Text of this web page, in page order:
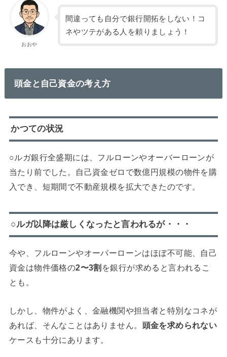
おおや
間違っても自分で銀行開拓をしない！コ
ネやツテがある人を頼りましょう！
頭金と自己資金の考え方
かつての状況
○ルガ銀行全盛期には、フルローンやオーバーローンが
当たり前でした。自己資金ゼロで数億円規模の物件を購
入でき、短期間で不動産規模を拡大できたのです。
○ルガ以降は厳しくなったと言われるが・・・
今や、フルローンやオーバーローンはほぼ不可能、自己
資金は物件価格の2〜3割 を銀行が求めると言われるこ
とも。
しかし、物件がよく、金融機関や担当者と特別なコネが
あれば、そんなことはありません。 頭金を求められない
ケースも十分にあります。